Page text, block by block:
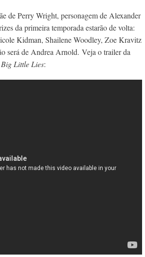
de Perry Wright, personagem de Alexander
da primeira temporada estarão de volta:
Kidman, Shailene Woodley, Zoe Kravitz
será de Andrea Arnold. Veja o trailer da
Big Little Lies: